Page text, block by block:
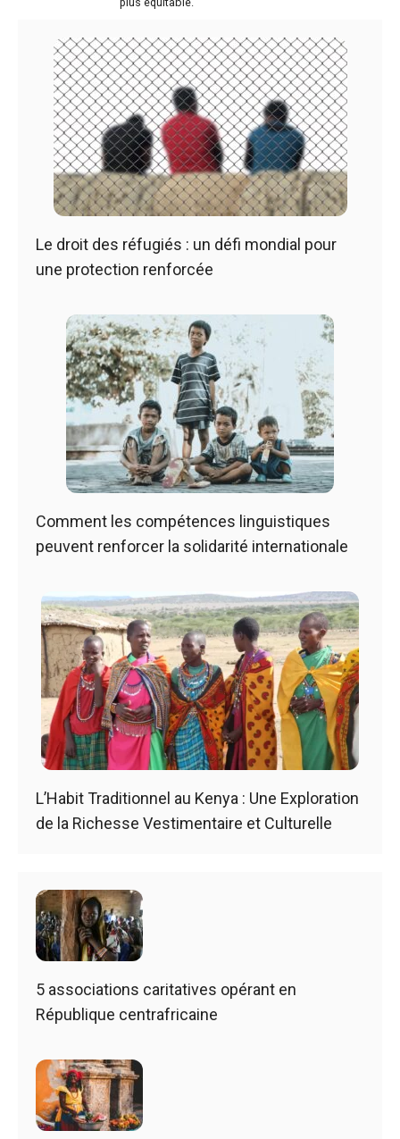
Le droit des réfugiés : un défi mondial pour
une protection renforcée
Comment les compétences linguistiques
peuvent renforcer la solidarité internationale
L’Habit Traditionnel au Kenya : Une Exploration
de la Richesse Vestimentaire et Culturelle
5 associations caritatives opérant en
République centrafricaine